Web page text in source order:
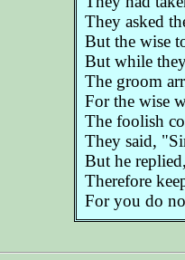
They asked
But the wise
But while
The groom
For the wise
The foolish
They said,
But he
Therefore
For you do